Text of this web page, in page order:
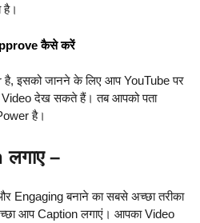
है।
कैसे करें
है, इसको जानने के लिए आप YouTube पर
देख सकते हैं। तब आपको पता
है।
–
Engaging बनाने का सबसे अच्छा तरीका
आप Caption लगाएं। आपका Video